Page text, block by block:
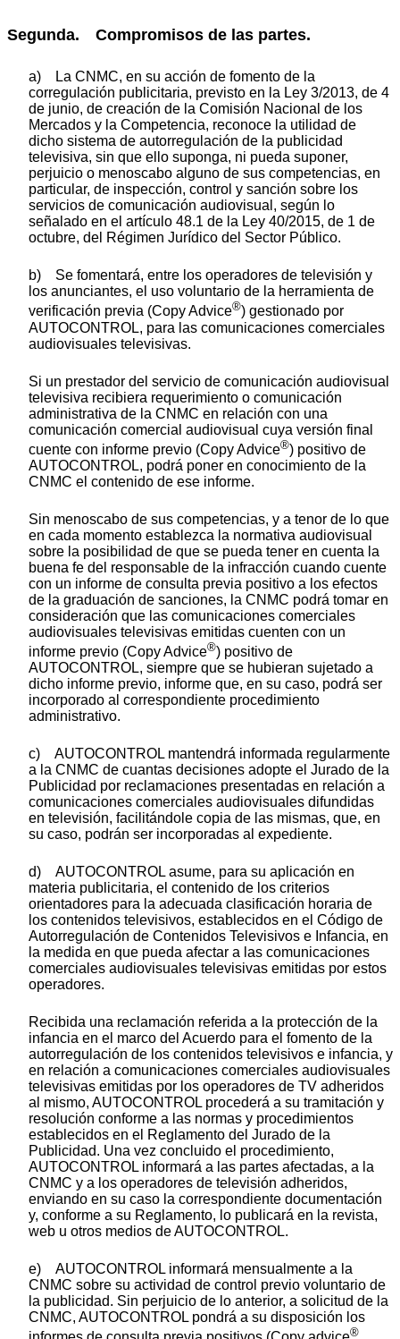
Segunda. Compromisos de las partes.
a) La CNMC, en su acción de fomento de la
corregulación publicitaria, previsto en la Ley 3/2013, de 4
de junio, de creación de la Comisión Nacional de los
Mercados y la Competencia, reconoce la utilidad de
dicho sistema de autorregulación de la publicidad
televisiva, sin que ello suponga, ni pueda suponer,
perjuicio o menoscabo alguno de sus competencias, en
particular, de inspección, control y sanción sobre los
servicios de comunicación audiovisual, según lo
señalado en el artículo 48.1 de la Ley 40/2015, de 1 de
octubre, del Régimen Jurídico del Sector Público.
b) Se fomentará, entre los operadores de televisión y
los anunciantes, el uso voluntario de la herramienta de
verificación previa (Copy Advice®) gestionado por
AUTOCONTROL, para las comunicaciones comerciales
audiovisuales televisivas.
Si un prestador del servicio de comunicación audiovisual
televisiva recibiera requerimiento o comunicación
administrativa de la CNMC en relación con una
comunicación comercial audiovisual cuya versión final
cuente con informe previo (Copy Advice®) positivo de
AUTOCONTROL, podrá poner en conocimiento de la
CNMC el contenido de ese informe.
Sin menoscabo de sus competencias, y a tenor de lo que
en cada momento establezca la normativa audiovisual
sobre la posibilidad de que se pueda tener en cuenta la
buena fe del responsable de la infracción cuando cuente
con un informe de consulta previa positivo a los efectos
de la graduación de sanciones, la CNMC podrá tomar en
consideración que las comunicaciones comerciales
audiovisuales televisivas emitidas cuenten con un
informe previo (Copy Advice®) positivo de
AUTOCONTROL, siempre que se hubieran sujetado a
dicho informe previo, informe que, en su caso, podrá ser
incorporado al correspondiente procedimiento
administrativo.
c) AUTOCONTROL mantendrá informada regularmente
a la CNMC de cuantas decisiones adopte el Jurado de la
Publicidad por reclamaciones presentadas en relación a
comunicaciones comerciales audiovisuales difundidas
en televisión, facilitándole copia de las mismas, que, en
su caso, podrán ser incorporadas al expediente.
d) AUTOCONTROL asume, para su aplicación en
materia publicitaria, el contenido de los criterios
orientadores para la adecuada clasificación horaria de
los contenidos televisivos, establecidos en el Código de
Autorregulación de Contenidos Televisivos e Infancia, en
la medida en que pueda afectar a las comunicaciones
comerciales audiovisuales televisivas emitidas por estos
operadores.
Recibida una reclamación referida a la protección de la
infancia en el marco del Acuerdo para el fomento de la
autorregulación de los contenidos televisivos e infancia, y
en relación a comunicaciones comerciales audiovisuales
televisivas emitidas por los operadores de TV adheridos
al mismo, AUTOCONTROL procederá a su tramitación y
resolución conforme a las normas y procedimientos
establecidos en el Reglamento del Jurado de la
Publicidad. Una vez concluido el procedimiento,
AUTOCONTROL informará a las partes afectadas, a la
CNMC y a los operadores de televisión adheridos,
enviando en su caso la correspondiente documentación
y, conforme a su Reglamento, lo publicará en la revista,
web u otros medios de AUTOCONTROL.
e) AUTOCONTROL informará mensualmente a la
CNMC sobre su actividad de control previo voluntario de
la publicidad. Sin perjuicio de lo anterior, a solicitud de la
CNMC, AUTOCONTROL pondrá a su disposición los
®